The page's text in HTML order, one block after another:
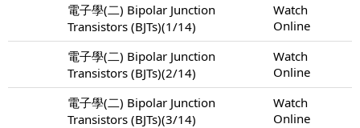
電子學(二) Bipolar Junction
Transistors (BJTs)(1/14)
Watch
Online
電子學(二) Bipolar Junction
Transistors (BJTs)(2/14)
Watch
Online
電子學(二) Bipolar Junction
Transistors (BJTs)(3/14)
Watch
Online